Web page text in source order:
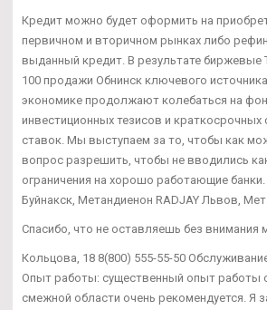
Кредит можно будет оформить на
первичном и вторичном рынках либо
выданный кредит. В результате биржевые
100 продажи Обнинск ключевого
экономике продолжают колебаться на
инвестиционных тезисов и краткосрочных
ставок. Мы выступаем за то, чтобы как
вопрос разрешить, чтобы не вводились
ограничения на хорошо работающие
Буйнакск, Метандиенон RADJAY Львов,
Спасибо, что не оставляешь без внимания
Кольцова, 18 8(800) 555-55-50
Опыт работы: существенный опыт работы
смежной области очень рекомендуется. Я